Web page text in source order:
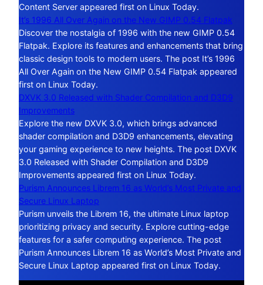
Content Server appeared first on Linux Today.
It’s 1996 All Over Again on the New GIMP 0.54 Flatpak
Discover the nostalgia of 1996 with the new GIMP 0.54
Flatpak. Explore its features and enhancements that bring
classic design tools to modern users. The post It’s 1996
All Over Again on the New GIMP 0.54 Flatpak appeared
first on Linux Today.
DXVK 3.0 Released with Shader Compilation and D3D9
Improvements
Explore the new DXVK 3.0, which brings advanced
shader compilation and D3D9 enhancements, elevating
your gaming experience to new heights. The post DXVK
3.0 Released with Shader Compilation and D3D9
Improvements appeared first on Linux Today.
Purism Announces Librem 16 as World’s Most Private and
Secure Linux Laptop
Purism unveils the Librem 16, the ultimate Linux laptop
prioritizing privacy and security. Explore cutting-edge
features for a safer computing experience. The post
Purism Announces Librem 16 as World’s Most Private and
Secure Linux Laptop appeared first on Linux Today.